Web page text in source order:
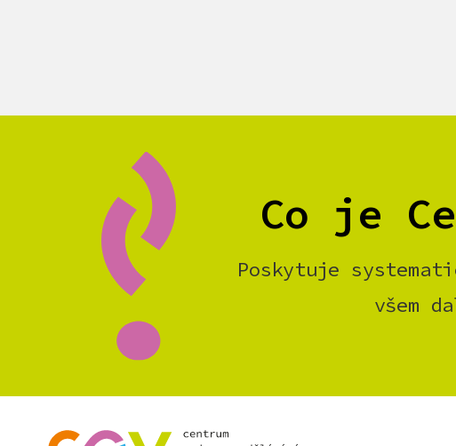
Co je
Poskytuje
všem